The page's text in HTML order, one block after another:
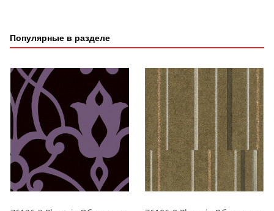
Популярные в разделе